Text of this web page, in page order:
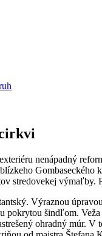
nenápadný
Gombaseckého
stredovekej výmaľby.
Výraznou
pokrytou šindľom.
ohradný múr.